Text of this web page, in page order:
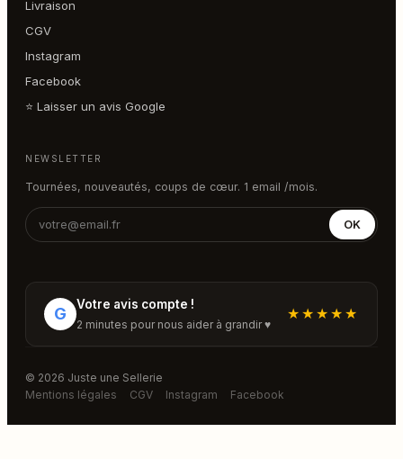
Livraison
CGV
Instagram
Facebook
⭐ Laisser un avis Google
NEWSLETTER
Tournées, nouveautés, coups de cœur. 1 email /mois.
OK
G Votre avis compte !
2 minutes pour nous aider à grandir ♥
★★★★★
© 2026 Juste une Sellerie
Mentions légales
CGV Instagram Facebook